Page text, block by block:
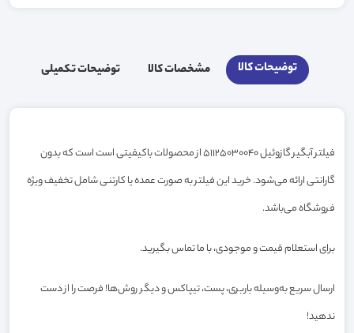
توضیحات کالا مشخصات کالا توضیحات تکمیلی
فیلتر آبگیر گازوئیل 51125030040 از محصولات باکیفیتی است است که بدون
گارانتی ارائه می‌شود. خرید این فیلتر به صورت عمده یا کارتنی شامل تخفیف ویژه
فروشگاه می‌باشد.
برای استعلام قیمت و موجودی، با ما تماس بگیرید.
ارسال سریع به‌وسیله باربری، پست، تیپاکس و دیگر روش‌ها! فرصت را از دست
ندهید!